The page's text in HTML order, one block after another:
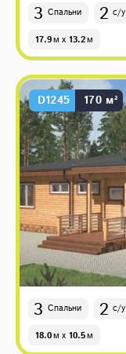
3 Спальни 2 с/у
17.9м x 13.2м
D1245 170 м²
3 Спальни 2 с/у
18.0м x 10.5м